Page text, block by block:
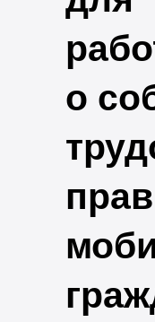
о
прав